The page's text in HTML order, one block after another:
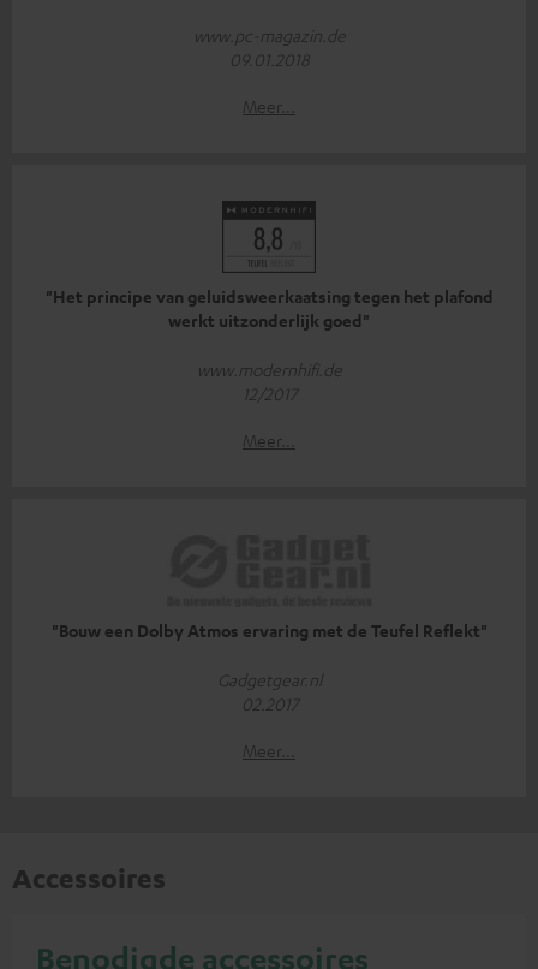
www.pc-magazin.de
09.01.2018
Meer...
"Het principe van geluidsweerkaatsing tegen het plafond
werkt uitzonderlijk goed"
www.modernhifi.de
12/2017
Meer...
"Bouw een Dolby Atmos ervaring met de Teufel Reflekt"
Gadgetgear.nl
02.2017
Meer...
Accessoires
Benodigde accessoires